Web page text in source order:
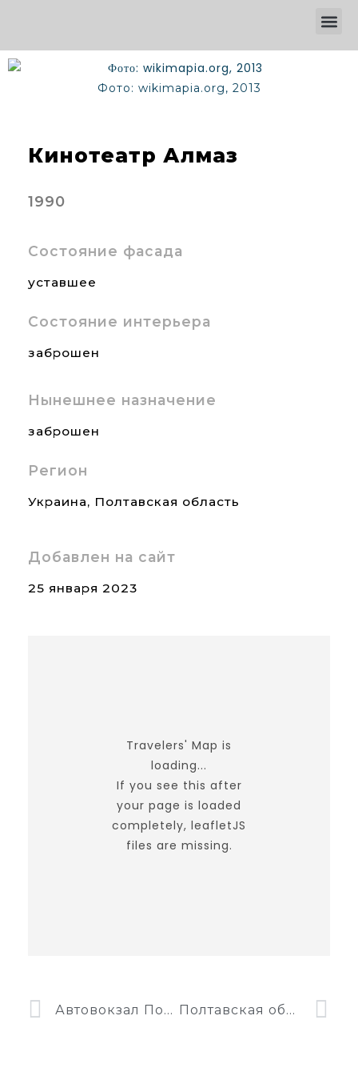
Фото: wikimapia.org, 2013
Кинотеатр Алмаз
1990
Состояние фасада
уставшее
Состояние интерьера
заброшен
Нынешнее назначение
заброшен
Регион
Украина, Полтавская область
Добавлен на сайт
25 января 2023
Travelers' Map is
loading...
If you see this after
your page is loaded
completely, leafletJS
files are missing.
Автовокзал Полтава Полтавская областная универсальная научная библиотека имени И. П. Котляревского